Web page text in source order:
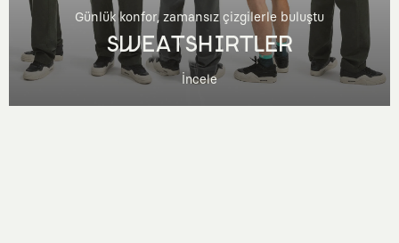
Günlük konfor, zamansız çizgilerle buluştu
SWEATSHIRTLER
İncele